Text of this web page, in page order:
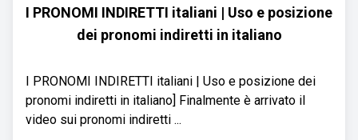
I PRONOMI INDIRETTI italiani | Uso e posizione
dei pronomi indiretti in italiano
I PRONOMI INDIRETTI italiani | Uso e posizione dei
pronomi indiretti in italiano] Finalmente è arrivato il
video sui pronomi indiretti ...